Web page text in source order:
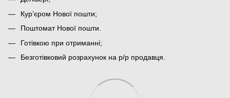
Кур’єром Нової пошти;
Поштомат Нової пошти.
Готівкою при отриманні;
Безготівковий розрахунок на р/р продавця.